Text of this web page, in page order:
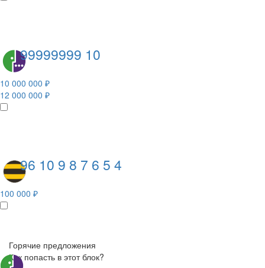
99999999 10
10 000 000 ₽
12 000 000 ₽
96 10 9 8 7 6 5 4
100 000 ₽
Горячие предложения
Как попасть в этот блок?